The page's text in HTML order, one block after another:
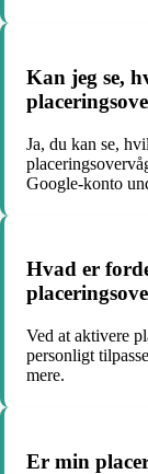
Kan jeg se,
Ja, du kan se,
Google-konto
Hvad er
Ved at aktivere
personligt
mere.
Er min